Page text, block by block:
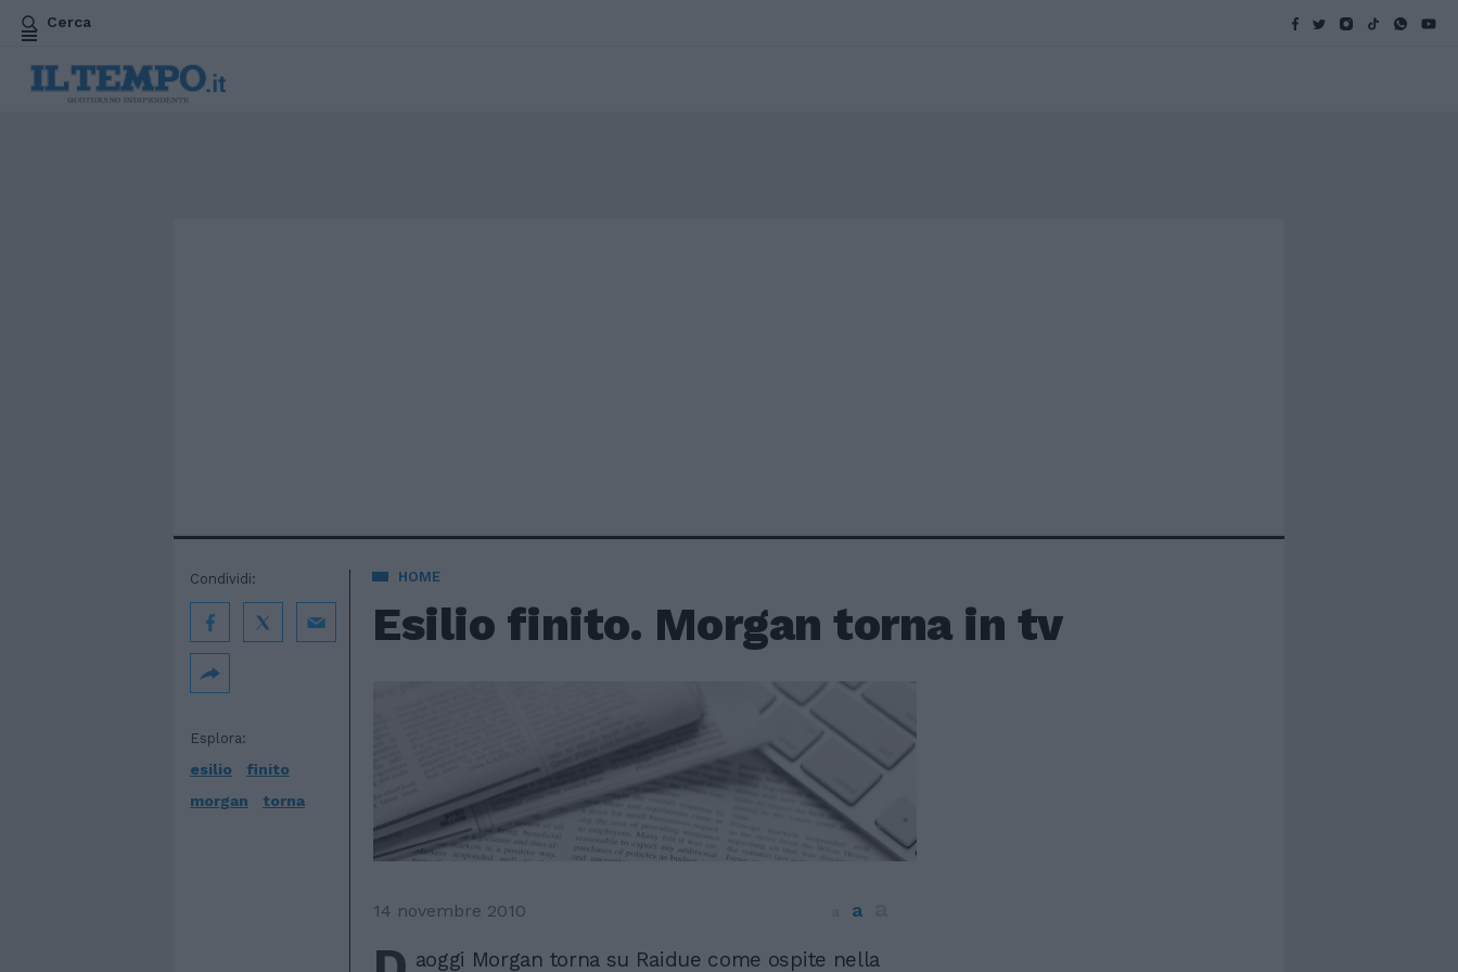
Cerca
HOME
Esilio finito. Morgan torna in tv
Esplora:
esilio
finito
morgan
torna
Condividi:
14 novembre 2010 a
aoggi Morgan torna su Raidue come ospite nella